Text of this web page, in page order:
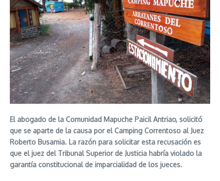
El abogado de la Comunidad Mapuche Paicil Antriao, solicitó
que se aparte de la causa por el Camping Correntoso al Juez
Roberto Busamia. La razón para solicitar esta recusación es
que el juez del Tribunal Superior de Justicia habría violado la
garantía constitucional de imparcialidad de los jueces.